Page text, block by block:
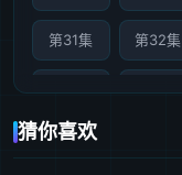
第31集 第32集
第41集
猜你喜欢